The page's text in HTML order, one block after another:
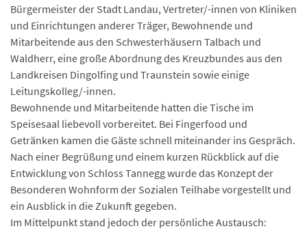
Bürgermeister der Stadt Landau, Vertreter/-innen von Kliniken
und Einrichtungen anderer Träger, Bewohnende und
Mitarbeitende aus den Schwesterhäusern Talbach und
Waldherr, eine große Abordnung des Kreuzbundes aus den
Landkreisen Dingolfing und Traunstein sowie einige
Leitungskolleg/-innen.
Bewohnende und Mitarbeitende hatten die Tische im
Speisesaal liebevoll vorbereitet. Bei Fingerfood und
Getränken kamen die Gäste schnell miteinander ins Gespräch.
Nach einer Begrüßung und einem kurzen Rückblick auf die
Entwicklung von Schloss Tannegg wurde das Konzept der
Besonderen Wohnform der Sozialen Teilhabe vorgestellt und
ein Ausblick in die Zukunft gegeben.
Im Mittelpunkt stand jedoch der persönliche Austausch: